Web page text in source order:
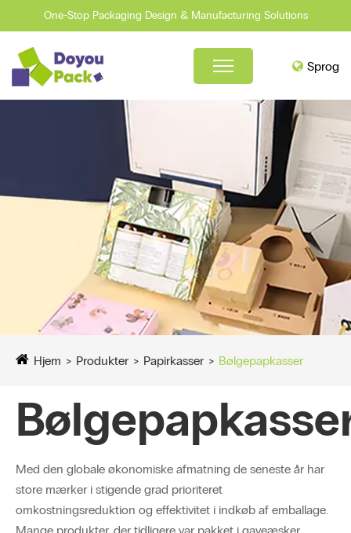
One-Stop Packaging Design & Manufacturing Solutions
Sprog
Hjem Produkter Papirkasser Bølgepapkasser
Med den globale økonomiske afmatning de seneste år har
store mærker i stigende grad prioriteret
omkostningsreduktion og effektivitet i indkøb af emballage.